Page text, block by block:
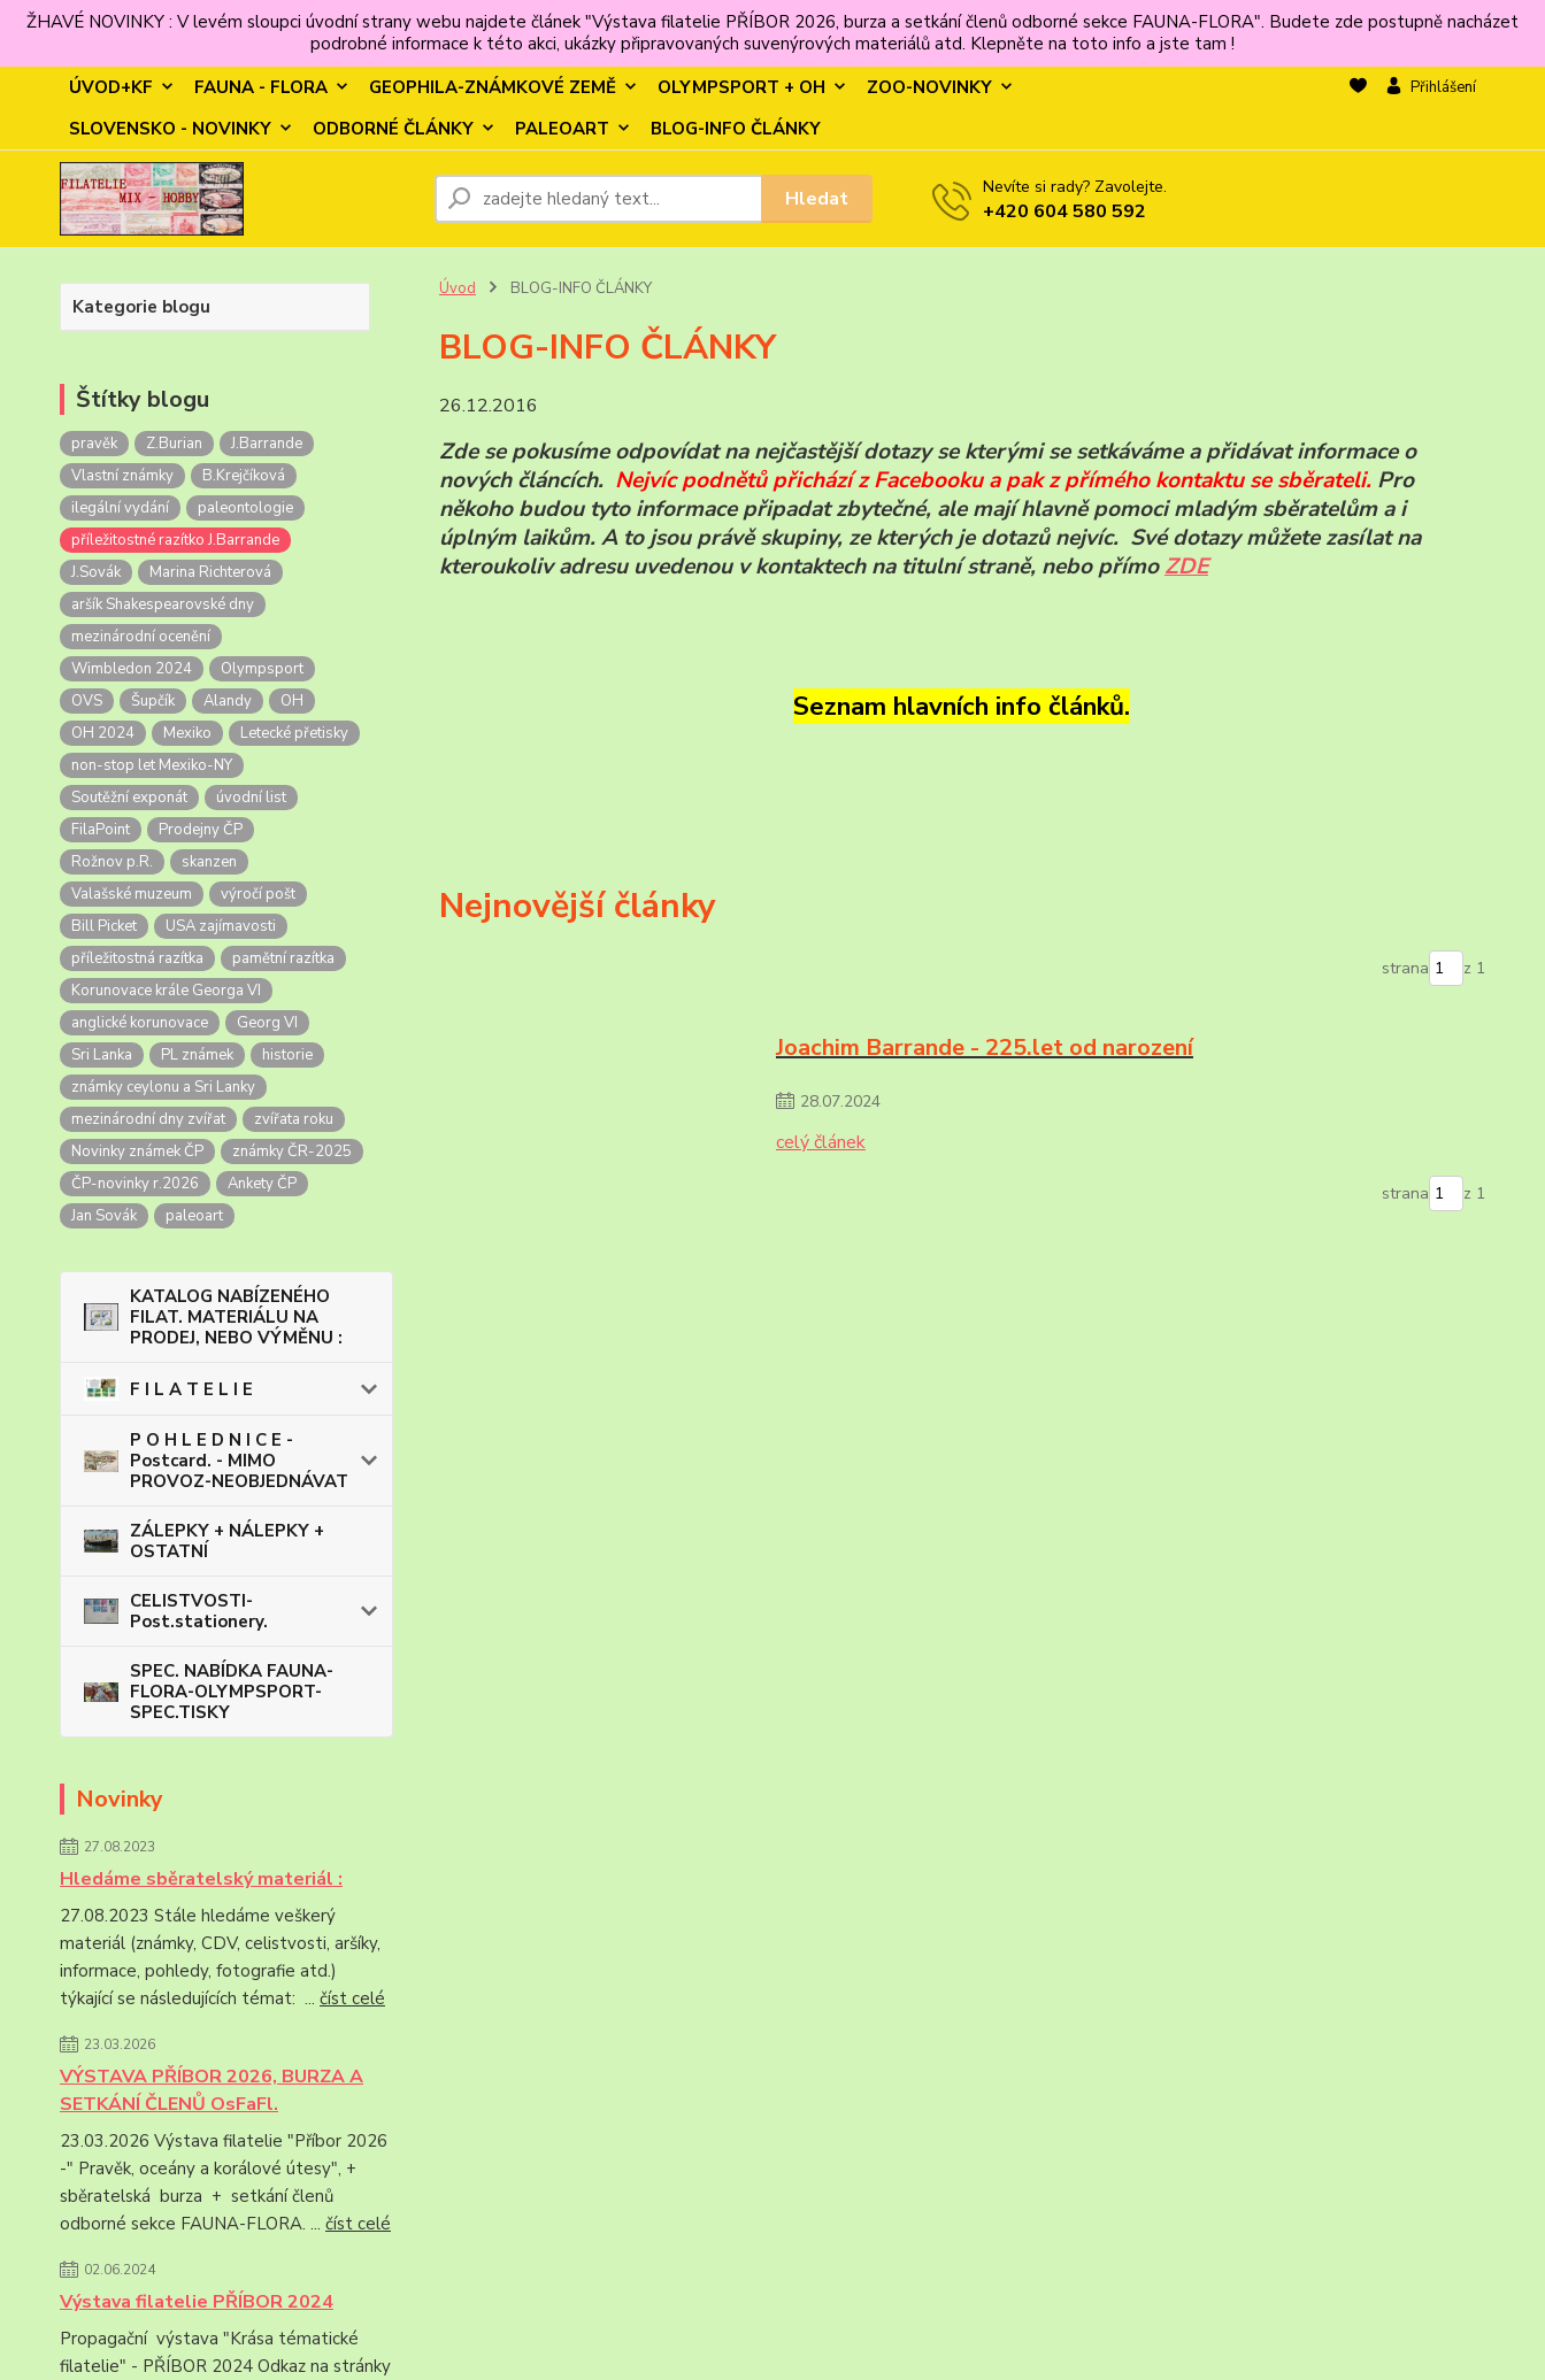
ŽHAVÉ NOVINKY : V levém sloupci úvodní strany webu najdete článek "Výstava filatelie PŘÍBOR 2026, burza a setkání členů odborné sekce FAUNA-FLORA". Budete zde postupně nacházet
podrobné informace k této akci, ukázky připravovaných suvenýrových materiálů atd. Klepněte na toto info a jste tam !
ÚVOD+KF
FAUNA - FLORA GEOPHILA-ZNÁMKOVÉ ZEMĚ OLYMPSPORT + OH
ZOO-NOVINKY
SLOVENSKO - NOVINKY
ODBORNÉ ČLÁNKY PALEOART BLOG-INFO ČLÁNKY
Přihlášení
Hledat Nevíte si rady? Zavolejte.
+420 604 580 592
Kategorie blogu
Štítky blogu
pravěk Z.Burian
J.Barrande
Vlastní známky
B.Krejčíková
ilegální vydání
paleontologie
příležitostné razítko J.Barrande
J.Sovák
Marina Richterová
aršík Shakespearovské dny
mezinárodní ocenění
Wimbledon 2024
Olympsport
OVS
Šupčík Alandy
OH
OH 2024
Mexiko
Letecké přetisky
non-stop let Mexiko-NY
Soutěžní exponát
úvodní list
FilaPoint
Prodejny ČP
Rožnov p.R.
skanzen
Valašské muzeum
výročí pošt
Bill Picket
USA zajímavosti
příležitostná razítka
pamětní razítka
Korunovace krále Georga VI
anglické korunovace
Georg VI
Sri Lanka
PL známek
historie
známky ceylonu a Sri Lanky
mezinárodní dny zvířat
zvířata roku
Novinky známek ČP
známky ČR-2025
ČP-novinky r.2026
Ankety ČP
Jan Sovák
paleoart
KATALOG NABÍZENÉHO
FILAT. MATERIÁLU NA
PRODEJ, NEBO VÝMĚNU :
F I L A T E L I E
P O H L E D N I C E -
Postcard. - MIMO
PROVOZ-NEOBJEDNÁVAT
ZÁLEPKY + NÁLEPKY +
OSTATNÍ
CELISTVOSTI-
Post.stationery.
SPEC. NABÍDKA FAUNA-
FLORA-OLYMPSPORT-
SPEC.TISKY
Novinky
27.08.2023
Hledáme sběratelský materiál :
27.08.2023 Stále hledáme veškerý
materiál (známky, CDV, celistvosti, aršíky,
informace, pohledy, fotografie atd.)
týkající se následujících témat: ... číst celé
23.03.2026
VÝSTAVA PŘÍBOR 2026, BURZA A
SETKÁNÍ ČLENŮ OsFaFl.
23.03.2026 Výstava filatelie "Příbor 2026
-" Pravěk, oceány a korálové útesy", +
sběratelská burza + setkání členů
odborné sekce FAUNA-FLORA. ... číst celé
02.06.2024
Výstava filatelie PŘÍBOR 2024
Propagační výstava "Krása tématické
filatelie" - PŘÍBOR 2024 Odkaz na stránky
Úvod BLOG-INFO ČLÁNKY
BLOG-INFO ČLÁNKY
26.12.2016
Zde se pokusíme odpovídat na nejčastější dotazy se kterými se setkáváme a přidávat informace o
nových článcích. Nejvíc podnětů přichází z Facebooku a pak z přímého kontaktu se sběrateli.Pro
někoho budou tyto informace připadat zbytečné, ale mají hlavně pomoci mladým sběratelům a i
úplným laikům. A to jsou právě skupiny, ze kterých je dotazů nejvíc. Své dotazy můžete zasílat na
kteroukoliv adresu uvedenou v kontaktech na titulní straně, nebo přímoZDE
Seznam hlavních info článků.
Nejnovější články
strana z 1
Joachim Barrande - 225.let od narození
28.07.2024
celý článek
strana z 1